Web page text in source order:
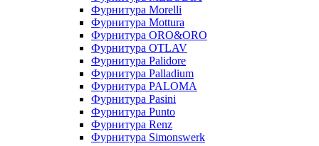
Фурнитура Morelli
Фурнитура Mottura
Фурнитура ORO&ORO
Фурнитура OTLAV
Фурнитура Palidore
Фурнитура Palladium
Фурнитура PALOMA
Фурнитура Pasini
Фурнитура Punto
Фурнитура Renz
Фурнитура Simonswerk